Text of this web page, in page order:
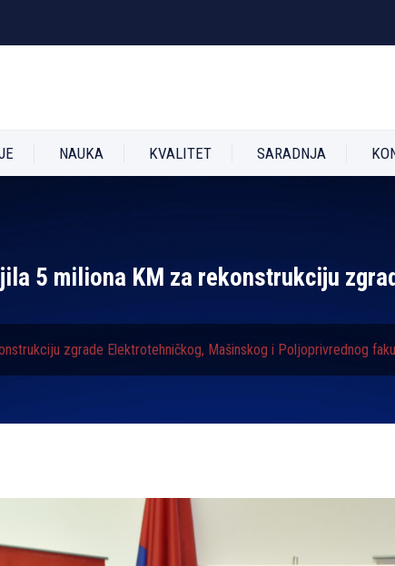
NAUKA KVALITET SARADNJA
5 miliona KM za rekonstrukciju
zgrade Elektrotehničkog, Mašinskog i Poljoprivrednog